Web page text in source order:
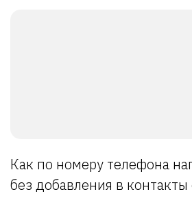
Как по номеру телефона
без добавления в